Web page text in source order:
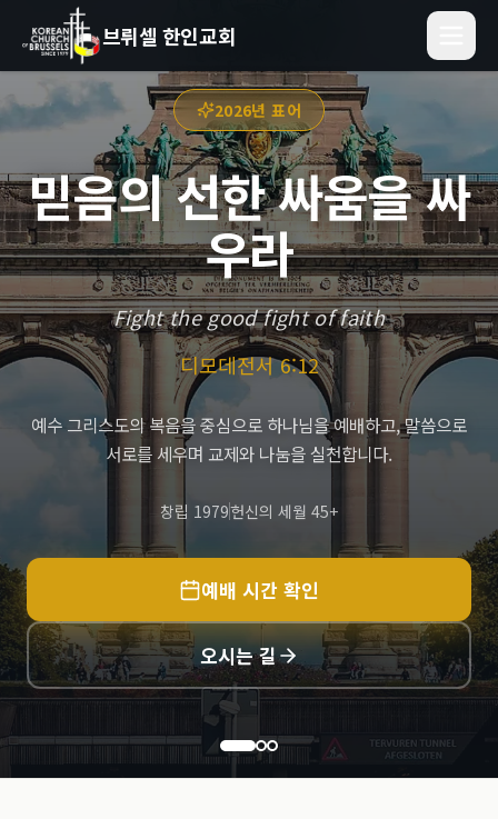
브뤼셀 한인교회
2026년 표어
믿음의 선한 싸움을 싸
우라
Fight the good fight of faith
디모데전서 6:12
예수 그리스도의 복음을 중심으로 하나님을 예배하고, 말씀으로
서로를 세우며 교제와 나눔을 실천합니다.
창립 1979헌신의 세월 45+
예배 시간 확인
오시는 길